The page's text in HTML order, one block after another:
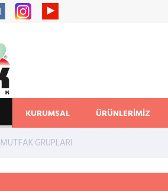
KURUMSAL ÜRÜNLERİMİZ
MUTFAK GRUPLARI